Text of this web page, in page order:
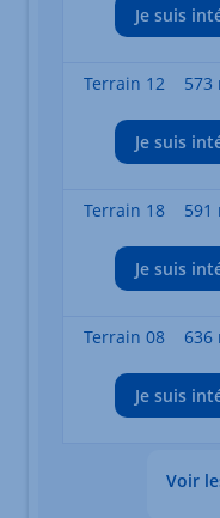
Je suis
Terrain 12 573
Je suis
Terrain 18 591
Je suis
Terrain 08 636
Je suis
Voir